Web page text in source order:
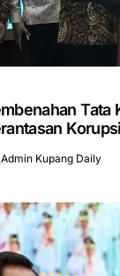
Tata
Admin Kupang Daily